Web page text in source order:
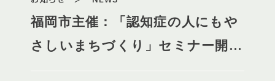
福岡市主催：「認知症の人にもや
さしいまちづくり」セミナー開催